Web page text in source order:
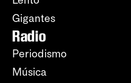
Gigantes
Radio
Periodismo
Música